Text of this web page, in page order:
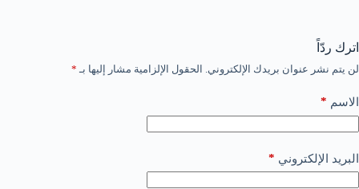
اترك ردّاً
لن يتم نشر عنوان بريدك الإلكتروني. الحقول الإلزامية مشار إليها بـ *
الاسم *
البريد الإلكتروني *